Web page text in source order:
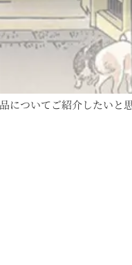
ついてご紹介したいと